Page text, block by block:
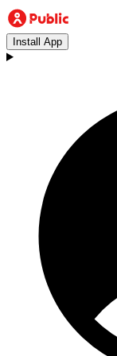
Install App